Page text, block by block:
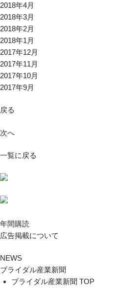
2018年4月
2018年3月
2018年2月
2018年1月
2017年12月
2017年11月
2017年10月
2017年9月
戻る
次へ
一覧に戻る
年間購読
広告掲載について
NEWS
ブライダル産業新聞
ブライダル産業新聞 TOP